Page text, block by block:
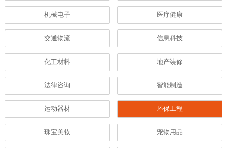
机械电子 医疗健康
交通物流 信息科技
化工材料 地产装修
法律咨询 智能制造
运动器材 环保工程
珠宝美妆 宠物用品